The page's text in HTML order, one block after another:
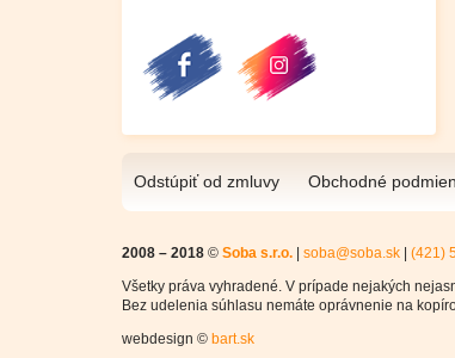
Odstúpiť od zmluvy Obchodné
2008 – 2018 © Soba s.r.o. soba@soba.sk
(421)
Všetky práva vyhradené. V prípade nejakých
Bez udelenia súhlasu nemáte oprávnenie na
webdesign © bart.sk